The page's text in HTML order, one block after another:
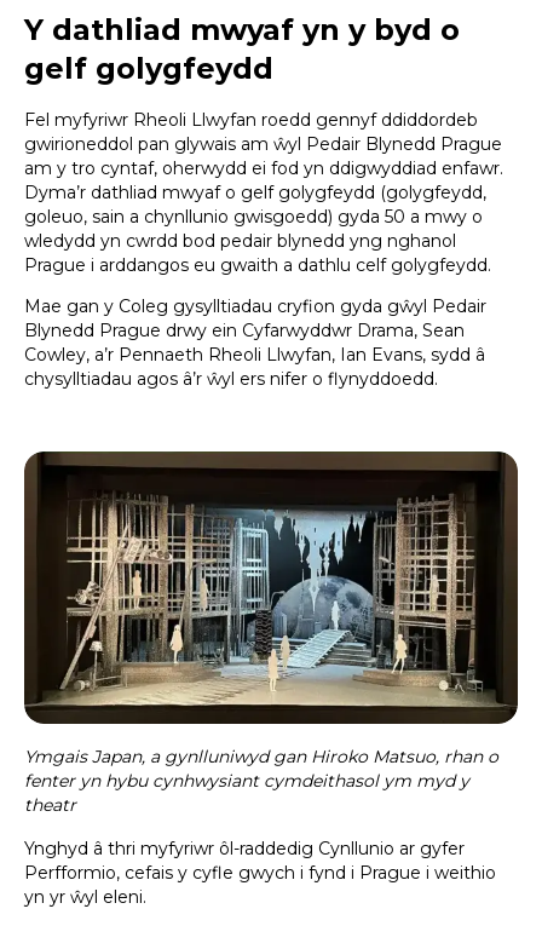
Y dathliad mwyaf yn y byd o
gelf golygfeydd
Fel myfyriwr Rheoli Llwyfan roedd gennyf ddiddordeb
gwirioneddol pan glywais am ŵyl Pedair Blynedd Prague
am y tro cyntaf, oherwydd ei fod yn ddigwyddiad enfawr.
Dyma’r dathliad mwyaf o gelf golygfeydd (golygfeydd,
goleuo, sain a chynllunio gwisgoedd) gyda 50 a mwy o
wledydd yn cwrdd bod pedair blynedd yng nghanol
Prague i arddangos eu gwaith a dathlu celf golygfeydd.
Mae gan y Coleg gysylltiadau cryfion gyda gŵyl Pedair
Blynedd Prague drwy ein Cyfarwyddwr Drama, Sean
Cowley, a’r Pennaeth Rheoli Llwyfan, Ian Evans, sydd â
chysylltiadau agos â’r ŵyl ers nifer o flynyddoedd.
Ymgais Japan, a gynlluniwyd gan Hiroko Matsuo, rhan o
fenter yn hybu cynhwysiant cymdeithasol ym myd y
theatr
Ynghyd â thri myfyriwr ôl-raddedig Cynllunio ar gyfer
Perfformio, cefais y cyfle gwych i fynd i Prague i weithio
yn yr ŵyl eleni.